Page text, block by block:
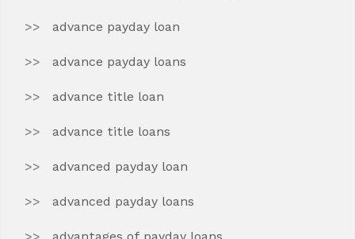
advance payday loan
advance payday loans
advance title loan
advance title loans
advanced payday loan
advanced payday loans